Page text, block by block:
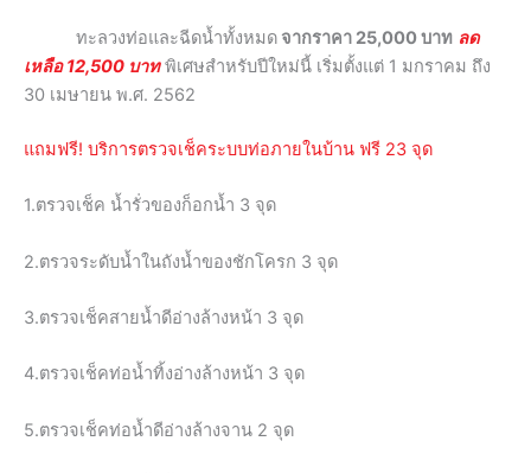
ทะลวงท่อและฉีดน้ำทั้งหมด จากราคา 25,000 บาท ลด
เหลือ 12,500 บาทพิเศษสำหรับปีใหม่นี้ เริ่มตั้งแต่ 1 มกราคม ถึง
30 เมษายน พ.ศ. 2562
แถมฟรี! บริการตรวจเช็คระบบท่อภายในบ้าน ฟรี 23 จุด
1.ตรวจเช็ค น้ำรั่วของก็อกน้ำ 3 จุด
2.ตรวจระดับน้ำในถังน้ำของชักโครก 3 จุด
3.ตรวจเช็คสายน้ำดีอ่างล้างหน้า 3 จุด
4.ตรวจเช็คท่อน้ำทิ้งอ่างล้างหน้า 3 จุด
5.ตรวจเช็คท่อน้ำดีอ่างล้างจาน 2 จุด